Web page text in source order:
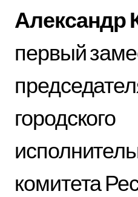
Александр
первый
городского
комитета